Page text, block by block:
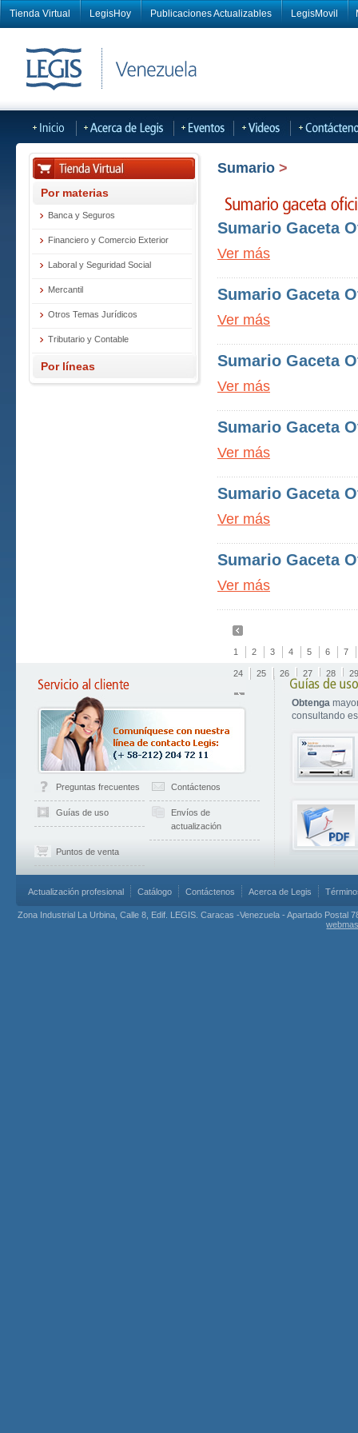
Tienda Virtual LegisHoy Publicaciones Actualizables LegisMovil
Por materias
Banca y Seguros
Financiero y Comercio Exterior
Laboral y Seguridad Social
Mercantil
Otros Temas Jurídicos
Tributario y Contable
Por líneas
Sumario >
Sumario Gaceta
Ver más
Sumario Gaceta
Ver más
Sumario Gaceta
Ver más
Sumario Gaceta
Ver más
Sumario Gaceta
Ver más
Sumario Gaceta
Ver más
1 2 3 4 5 6 7
24 25 26 27 28 29
Preguntas frecuentes Contáctenos
Guías de uso
Envíos de
actualización
Puntos de venta
Obtenga
consultando
Actualización profesional Catálogo Contáctenos Acerca de Legis
Zona Industrial La Urbina, Calle 8, Edif. LEGIS. Caracas -Venezuela - Apartado